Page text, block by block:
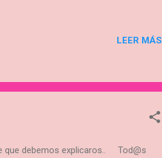
pero una vez que te haces a él,no lo
los carros.Todo depende de si vives
LEER MÁS
que debemos explicaros.. Tod@s